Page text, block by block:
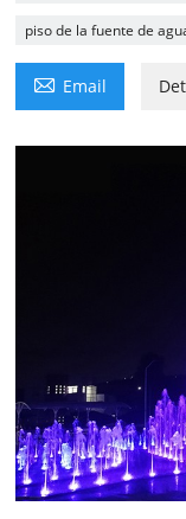
piso de la fuente de
 Email